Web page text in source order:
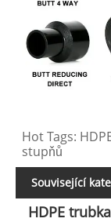
Hot Tags:
stupňů
Související
HDPE trubka